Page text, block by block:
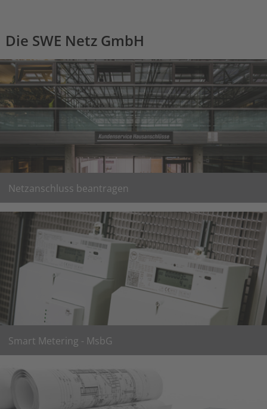
Die SWE Netz GmbH
Netzanschluss beantragen
auf den folgenden Seiten finden Sie alle Informationen zu
Netzanschlüssen der Medien Gas, Strom und Wasser sowie
zum Anschluss von EEG- Anlagen.
Netzanschluss beantragen
Smart Metering - MsbG
und der Gesetzeslage